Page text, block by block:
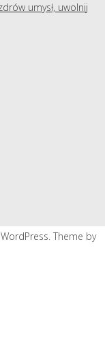
umysł, uwolnij
Theme by